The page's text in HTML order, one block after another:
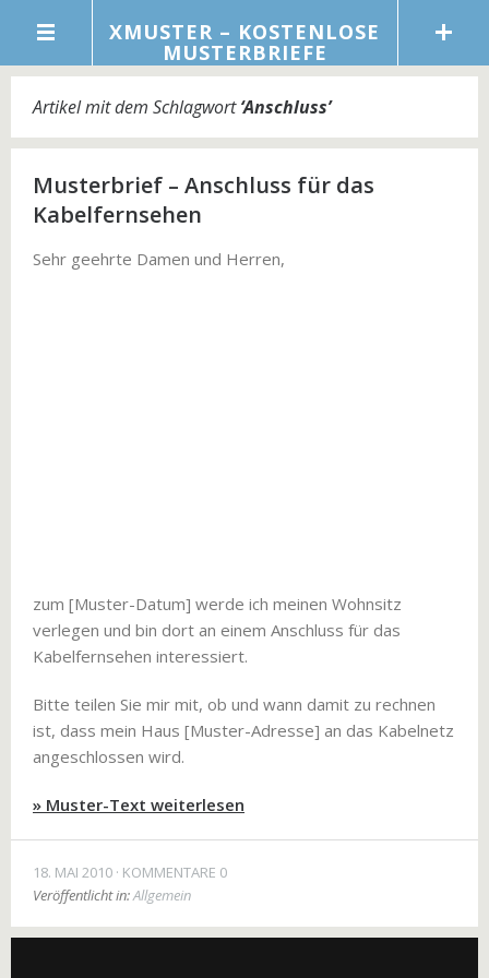
XMUSTER – KOSTENLOSE
MUSTERBRIEFE
Artikel mit dem Schlagwort‘Anschluss’
Musterbrief – Anschluss für das
Kabelfernsehen
Sehr geehrte Damen und Herren,
zum [Muster-Datum] werde ich meinen Wohnsitz
verlegen und bin dort an einem Anschluss für das
Kabelfernsehen interessiert.
Bitte teilen Sie mir mit, ob und wann damit zu rechnen
ist, dass mein Haus [Muster-Adresse] an das Kabelnetz
angeschlossen wird.
» Muster-Text weiterlesen
18. MAI 2010 KOMMENTARE 0
Veröffentlicht in:Allgemein